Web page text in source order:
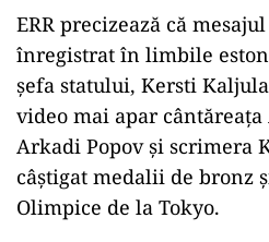
ERR precizează că
înregistrat în limbile
şefa statului, Kersti
video mai apar
Arkadi Popov și scrimera
câștigat medalii de bronz
Olimpice de la Tokyo.